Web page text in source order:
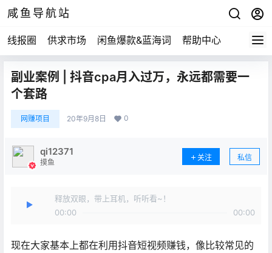
咸鱼导航站
线报圈 供求市场 闲鱼爆款&蓝海词 帮助中心
副业案例 | 抖音cpa月入过万，永远都需要一
个套路
网赚项目 20年9月8日 0
qi12371
摸鱼
关注 私信
释放双眼，带上耳机，听听看~！
00:00
00:00
现在大家基本上都在利用抖音短视频赚钱，像比较常见的